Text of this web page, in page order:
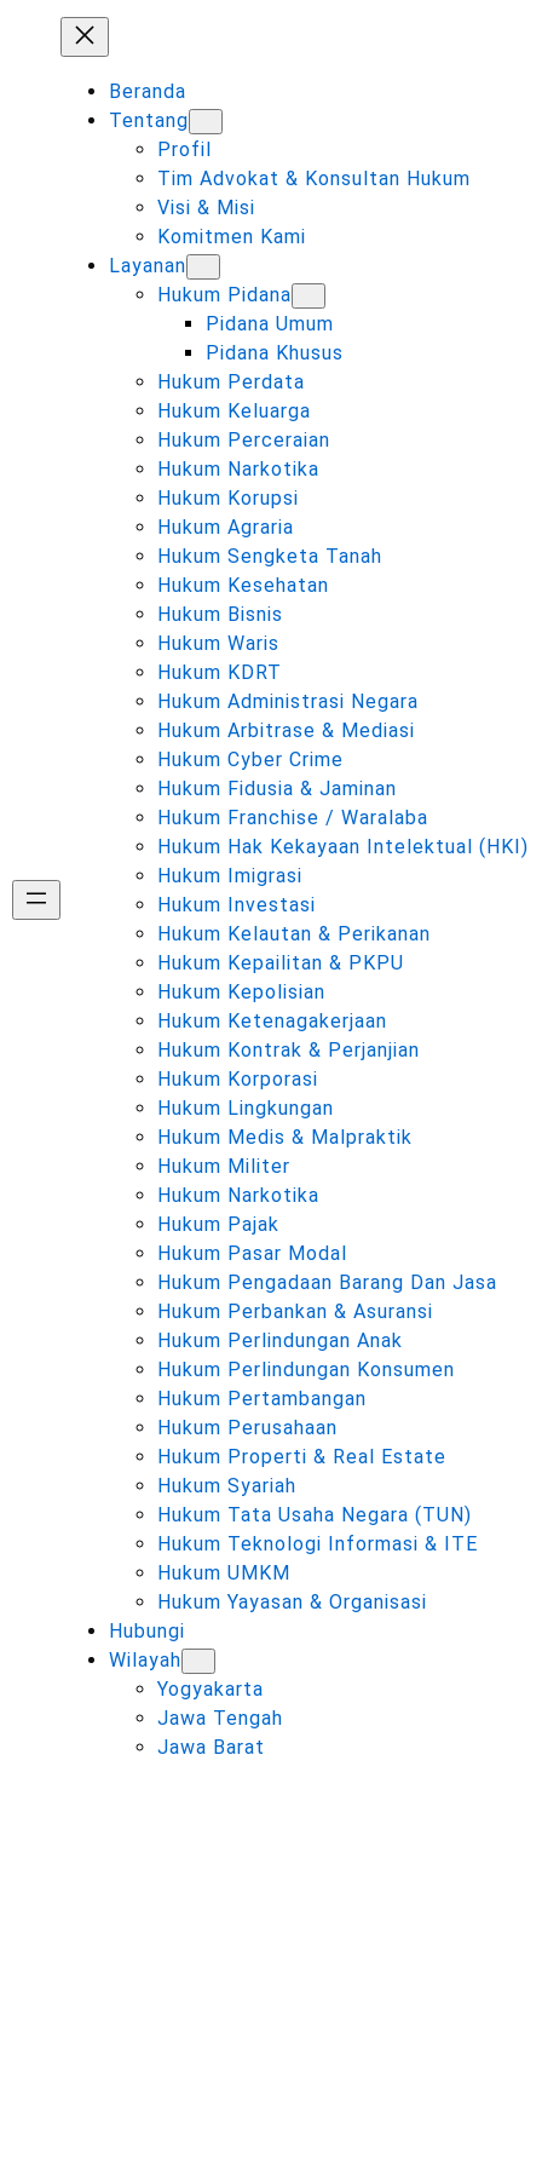
Beranda
Tentang
Profil
Tim Advokat & Konsultan Hukum
Visi & Misi
Komitmen Kami
Layanan
Hukum Pidana
Pidana Umum
Pidana Khusus
Hukum Perdata
Hukum Keluarga
Hukum Perceraian
Hukum Narkotika
Hukum Korupsi
Hukum Agraria
Hukum Sengketa Tanah
Hukum Kesehatan
Hukum Bisnis
Hukum Waris
Hukum KDRT
Hukum Administrasi Negara
Hukum Arbitrase & Mediasi
Hukum Cyber Crime
Hukum Fidusia & Jaminan
Hukum Franchise / Waralaba
Hukum Hak Kekayaan Intelektual (HKI)
Hukum Imigrasi
Hukum Investasi
Hukum Kelautan & Perikanan
Hukum Kepailitan & PKPU
Hukum Kepolisian
Hukum Ketenagakerjaan
Hukum Kontrak & Perjanjian
Hukum Korporasi
Hukum Lingkungan
Hukum Medis & Malpraktik
Hukum Militer
Hukum Narkotika
Hukum Pajak
Hukum Pasar Modal
Hukum Pengadaan Barang Dan Jasa
Hukum Perbankan & Asuransi
Hukum Perlindungan Anak
Hukum Perlindungan Konsumen
Hukum Pertambangan
Hukum Perusahaan
Hukum Properti & Real Estate
Hukum Syariah
Hukum Tata Usaha Negara (TUN)
Hukum Teknologi Informasi & ITE
Hukum UMKM
Hukum Yayasan & Organisasi
Hubungi
Wilayah
Yogyakarta
Jawa Tengah
Jawa Barat